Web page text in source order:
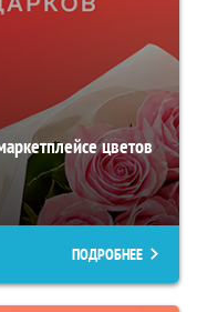
цветов
ПОДРОБНЕЕ